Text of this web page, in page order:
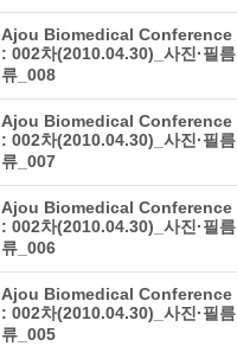
Ajou Biomedical Conference
: 002차(2010.04.30)_사진·필름
류_008
Ajou Biomedical Conference
: 002차(2010.04.30)_사진·필름
류_007
Ajou Biomedical Conference
: 002차(2010.04.30)_사진·필름
류_006
Ajou Biomedical Conference
: 002차(2010.04.30)_사진·필름
류_005